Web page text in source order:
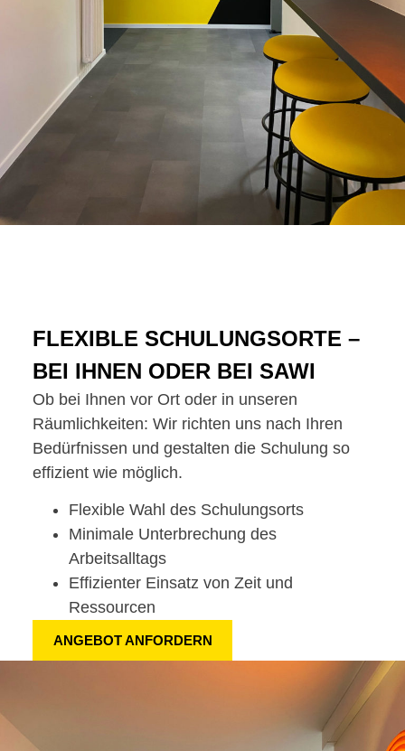
FLEXIBLE SCHULUNGSORTE –
BEI IHNEN ODER BEI SAWI
Ob bei Ihnen vor Ort oder in unseren
Räumlichkeiten: Wir richten uns nach Ihren
Bedürfnissen und gestalten die Schulung so
effizient wie möglich.
Flexible Wahl des Schulungsorts
Minimale Unterbrechung des
Arbeitsalltags
Effizienter Einsatz von Zeit und
Ressourcen
ANGEBOT ANFORDERN